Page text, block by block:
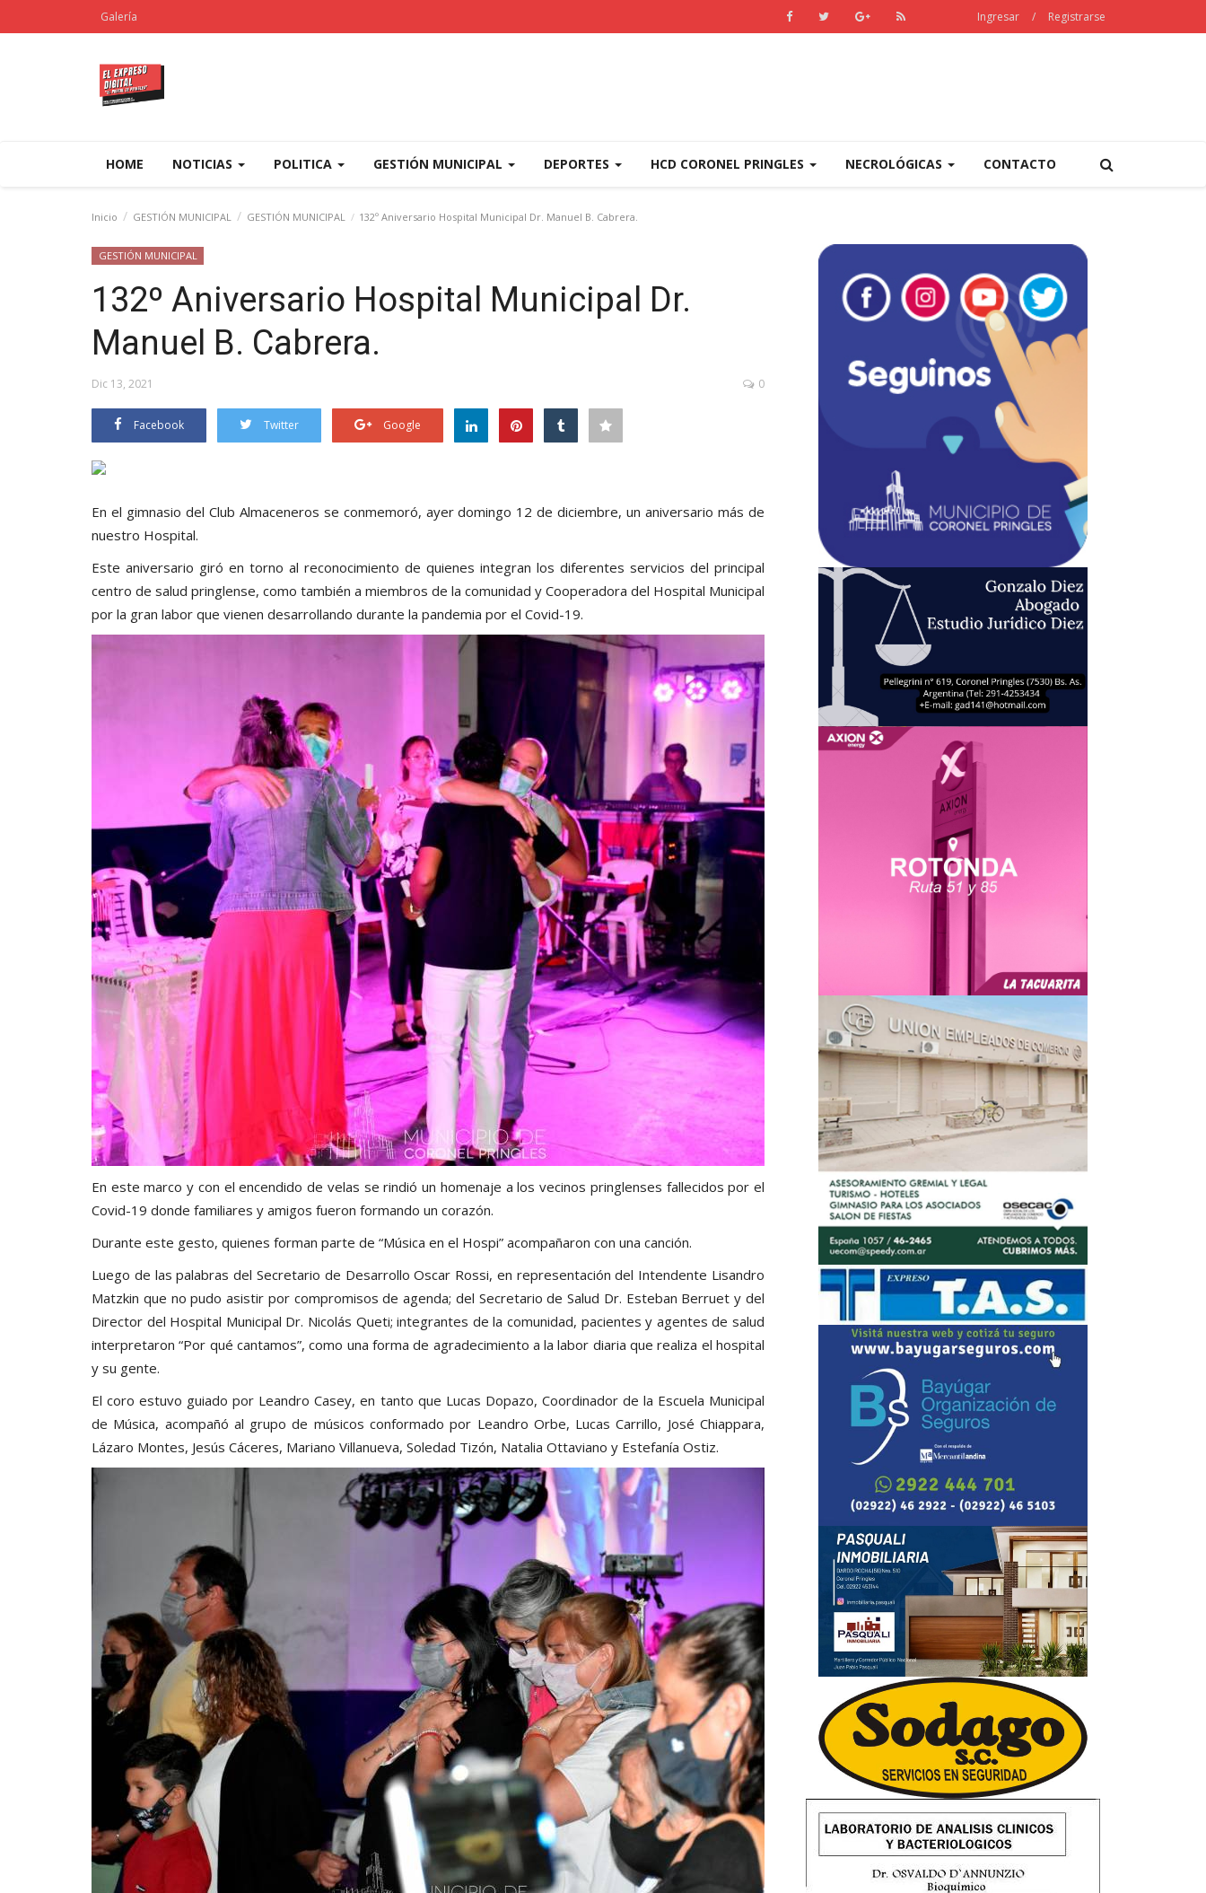
Galería Ingresar / Registrarse
HOME NOTICIAS POLITICA GESTIÓN MUNICIPAL DEPORTES HCD CORONEL PRINGLES NECROLÓGICAS CONTACTO
Inicio GESTIÓN MUNICIPAL GESTIÓN MUNICIPAL 132º Aniversario Hospital Municipal Dr. Manuel B. Cabrera.
GESTIÓN MUNICIPAL
132º Aniversario Hospital Municipal Dr.
Manuel B. Cabrera.
Dic 13, 2021 0
Facebook Twitter Google
En el gimnasio del Club Almaceneros se conmemoró, ayer domingo 12 de diciembre, un aniversario más de
nuestro Hospital.
Este aniversario giró en torno al reconocimiento de quienes integran los diferentes servicios del principal
centro de salud pringlense, como también a miembros de la comunidad y Cooperadora del Hospital Municipal
por la gran labor que vienen desarrollando durante la pandemia por el Covid-19.
En este marco y con el encendido de velas se rindió un homenaje a los vecinos pringlenses fallecidos por el
Covid-19 donde familiares y amigos fueron formando un corazón.
Durante este gesto, quienes forman parte de “Música en el Hospi” acompañaron con una canción.
Luego de las palabras del Secretario de Desarrollo Oscar Rossi, en representación del Intendente Lisandro
Matzkin que no pudo asistir por compromisos de agenda; del Secretario de Salud Dr. Esteban Berruet y del
Director del Hospital Municipal Dr. Nicolás Queti; integrantes de la comunidad, pacientes y agentes de salud
interpretaron “Por qué cantamos”, como una forma de agradecimiento a la labor diaria que realiza el hospital
y su gente.
El coro estuvo guiado por Leandro Casey, en tanto que Lucas Dopazo, Coordinador de la Escuela Municipal
de Música, acompañó al grupo de músicos conformado por Leandro Orbe, Lucas Carrillo, José Chiappara,
Lázaro Montes, Jesús Cáceres, Mariano Villanueva, Soledad Tizón, Natalia Ottaviano y Estefanía Ostiz.